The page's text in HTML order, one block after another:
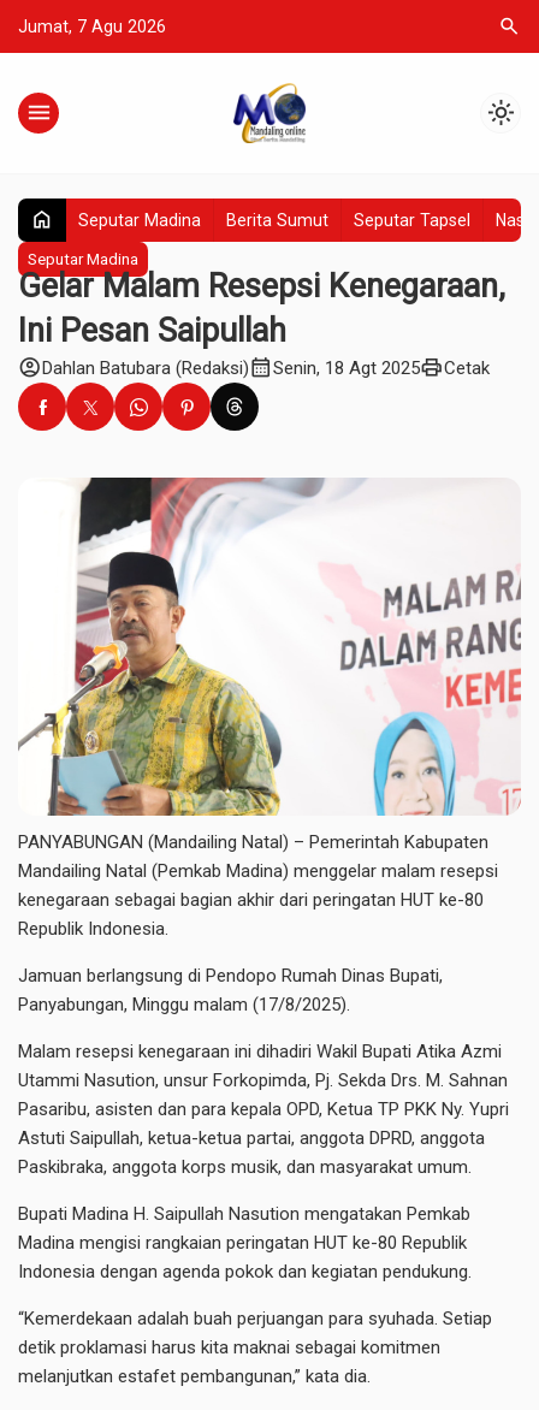
Jumat, 7 Agu 2026 search
menu light_mode
home Seputar Madina Berita Sumut Seputar Tapsel
Seputar Madina
Gelar Malam Resepsi Kenegaraan,
Ini Pesan Saipullah
account_circleDahlan Batubara (Redaksi)calendar_monthSenin, 18 Agt 2025printCetak
PANYABUNGAN (Mandailing Natal) – Pemerintah Kabupaten
Mandailing Natal (Pemkab Madina) menggelar malam resepsi
kenegaraan sebagai bagian akhir dari peringatan HUT ke-80
Republik Indonesia.
Jamuan berlangsung di Pendopo Rumah Dinas Bupati,
Panyabungan, Minggu malam (17/8/2025).
Malam resepsi kenegaraan ini dihadiri Wakil Bupati Atika Azmi
Utammi Nasution, unsur Forkopimda, Pj. Sekda Drs. M. Sahnan
Pasaribu, asisten dan para kepala OPD, Ketua TP PKK Ny. Yupri
Astuti Saipullah, ketua-ketua partai, anggota DPRD, anggota
Paskibraka, anggota korps musik, dan masyarakat umum.
Bupati Madina H. Saipullah Nasution mengatakan Pemkab
Madina mengisi rangkaian peringatan HUT ke-80 Republik
Indonesia dengan agenda pokok dan kegiatan pendukung.
“Kemerdekaan adalah buah perjuangan para syuhada. Setiap
detik proklamasi harus kita maknai sebagai komitmen
melanjutkan estafet pembangunan,” kata dia.